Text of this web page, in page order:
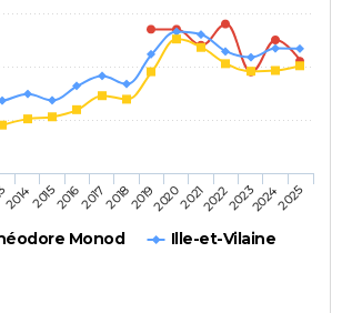
Monod
Ille-et-Vilaine
201420152016201720182019202020212022202320242025